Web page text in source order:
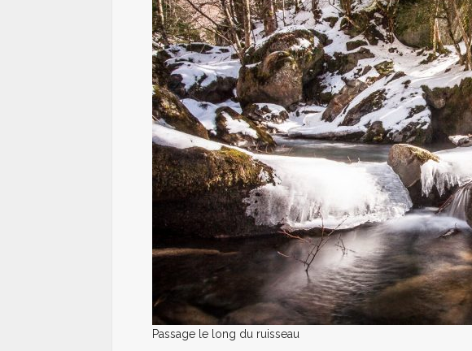
Passage le long du ruisseau